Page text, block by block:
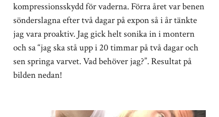
kompressionsskydd för vaderna. Förra året var benen
sönderslagna efter två dagar på expon så i år tänkte
jag vara proaktiv. Jag gick helt sonika in i montern
och sa “jag ska stå upp i 20 timmar på två dagar och
sen springa varvet. Vad behöver jag?”. Resultat på
bilden nedan!